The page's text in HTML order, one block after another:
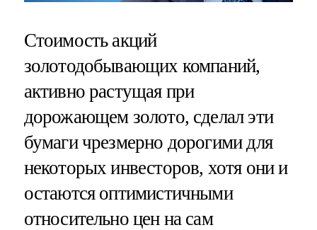
Стоимость акций
золотодобывающих компаний,
активно растущая при
дорожающем золото, сделал эти
бумаги чрезмерно дорогими для
некоторых инвесторов, хотя они и
остаются оптимистичными
относительно цен на сам